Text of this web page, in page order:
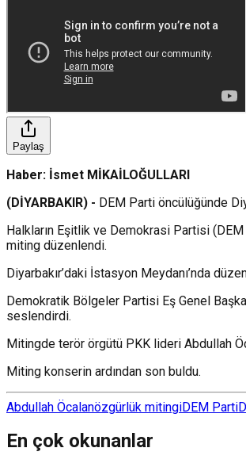
Paylaş
Haber: İsmet MİKAİLOĞULLARI
(DİYARBAKIR) - DEM Parti öncülüğünde
Halkların Eşitlik ve Demokrasi Partisi
miting düzenlendi.
Diyarbakır’daki İstasyon Meydanı’nda
Demokratik Bölgeler Partisi Eş Genel
seslendirdi.
Mitingde terör örgütü PKK lideri Abdullah
Miting konserin ardından son buldu.
Abdullah Öcalanözgürlük mitingiDEM Parti
En çok okunanlar